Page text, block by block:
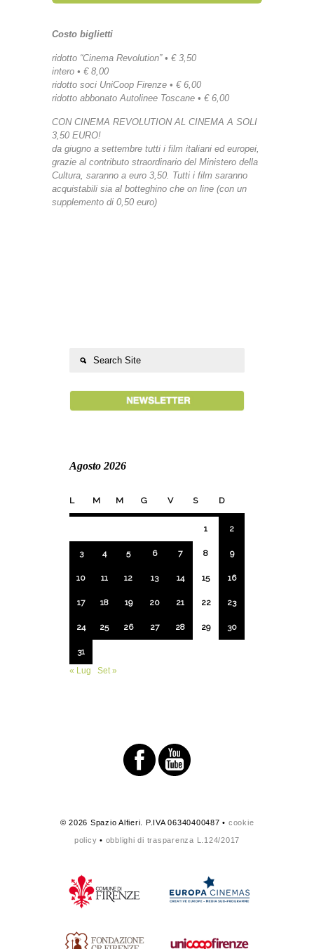
Costo biglietti
ridotto “Cinema Revolution” • € 3,50
intero • € 8,00
ridotto soci UniCoop Firenze • € 6,00
ridotto abbonato Autolinee Toscane • € 6,00
CON CINEMA REVOLUTION AL CINEMA A SOLI
3,50 EURO!
da giugno a settembre tutti i film italiani ed europei,
grazie al contributo straordinario del Ministero della
Cultura, saranno a euro 3,50. Tutti i film saranno
acquistabili sia al botteghino che on line (con un
supplemento di 0,50 euro)
Agosto 2026
L M M G V S D
1 2
3 4 5 6 7 8 9
10 11 12 13 14 15 16
17 18 19 20 21 22 23
24 25 26 27 28 29 30
31
« Lug
Set »
© 2026 Spazio Alfieri. P.IVA 06340400487 • cookie
policy • obblighi di trasparenza L.124/2017